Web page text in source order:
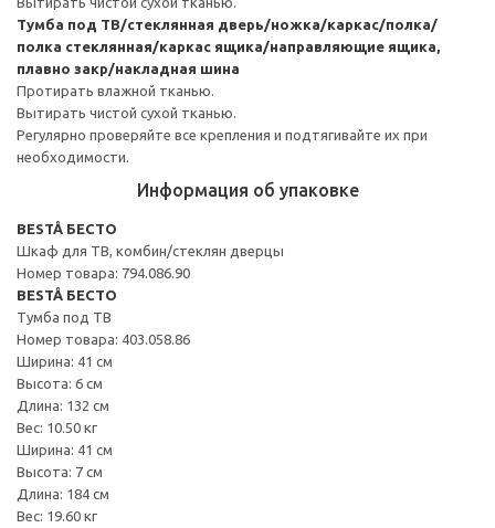
Тумба под ТВ/стеклянная дверь/ножка/каркас/полка/
полка стеклянная/каркас ящика/направляющие ящика,
плавно закр/накладная шина
Протирать влажной тканью.
Вытирать чистой сухой тканью.
Регулярно проверяйте все крепления и подтягивайте их при
необходимости.
Информация об упаковке
BESTÅ БЕСТО
Шкаф для ТВ, комбин/стеклян дверцы
Номер товара: 794.086.90
BESTÅ БЕСТО
Тумба под ТВ
Номер товара: 403.058.86
Ширина: 41 см
Высота: 6 см
Длина: 132 см
Вес: 10.50 кг
Ширина: 41 см
Высота: 7 см
Длина: 184 см
Вес: 19.60 кг